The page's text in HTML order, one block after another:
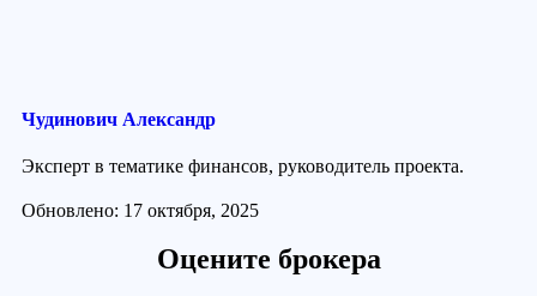
Чудинович Александр
Эксперт в тематике финансов, руководитель проекта.
Обновлено: 17 октября, 2025
Оцените брокера